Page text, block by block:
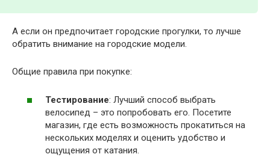
А если он предпочитает городские прогулки, то лучше
обратить внимание на городские модели.
Общие правила при покупке:
Тестирование: Лучший способ выбрать
велосипед – это попробовать его. Посетите
магазин, где есть возможность прокатиться на
нескольких моделях и оценить удобство и
ощущения от катания.